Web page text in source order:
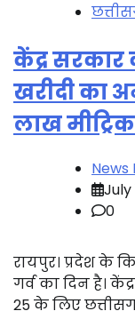
केंद्र सरकार
खरीदी का
लाख
News
July
0
रायपुर। प्रदेश के
गर्व का दिन है।
25 के लिए